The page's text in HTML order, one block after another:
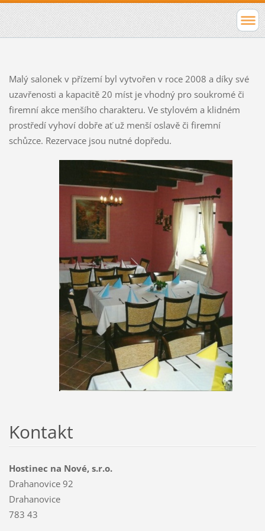
Malý salonek v přízemí byl vytvořen v roce 2008 a díky své
uzavřenosti a kapacitě 20 míst je vhodný pro soukromé či
firemní akce menšího charakteru. Ve stylovém a klidném
prostředí vyhoví dobře ať už menší oslavě či firemní
schůzce. Rezervace jsou nutné dopředu.
Kontakt
Hostinec na Nové, s.r.o.
Drahanovice 92
Drahanovice
783 43